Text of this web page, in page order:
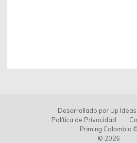
Desarrollado por Up
Política de Privacidad
Priming Colombia
© 2026